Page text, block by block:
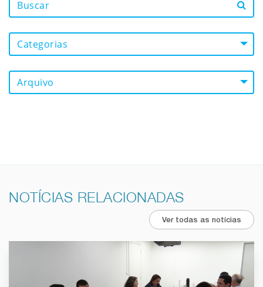
Categorias
Arquivo
NOTÍCIAS RELACIONADAS
Ver todas as notícias